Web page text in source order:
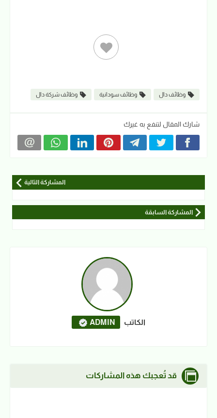
وظائف دال وظائف سودانية وظائف شركة دال
شارك المقال لتنفع به غيرك
المشاركة التالية
المشاركة السابقة
الكاتب ADMIN
قد تُعجبك هذه المشاركات